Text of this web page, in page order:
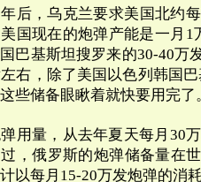
后，乌克兰要求美国北约
国现在的炮弹产能是一月 1
巴基斯坦搜罗来的30-40万
右，除了美国以色列韩国
些储备眼瞅着就快要用完了。
用量，从去年夏天每月 30
，俄罗斯的炮弹储备量在
以每月 15-20万发炮弹的消